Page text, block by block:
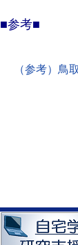
■参考■
（参考）鳥取